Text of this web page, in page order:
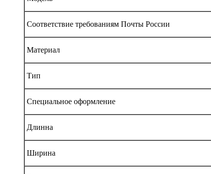
Соответствие требованиям Почты России
Материал
Тип
Специальное оформление
Длинна
Ширина